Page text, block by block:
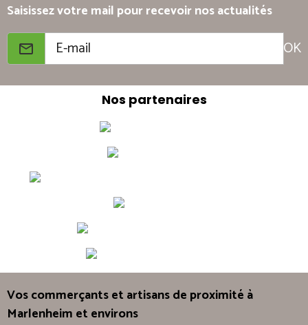
Saisissez votre mail pour recevoir nos actualités
OK
Nos partenaires
Vos commerçants et artisans de proximité à
Marlenheim et environs